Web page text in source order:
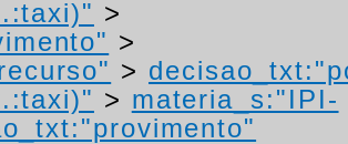
>
>
>
> materia_s:"IPI-